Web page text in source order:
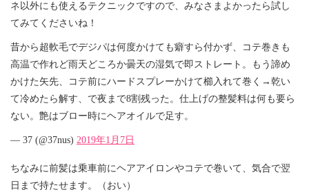
ネ以外にも使えるテクニックですので、みなさまよかったら試し
てみてくださいね！
昔から超軟毛でデジパは何度かけても癖すら付かず、コテ巻きも
高温で作れど雨天どころか曇天の湿気で即ストレート。もう諦め
かけた矢先、コテ前にハードスプレーかけて櫛入れて巻く→乾い
て冷めたら解す、で夜まで8割残った。仕上げの整髪料は何も要ら
ない。艶はブロー時にヘアオイルで足す。
— 37 (@37nus) 2019年1月7日
ちなみに前髪は乗車前にヘアアイロンやコテで巻いて、気合で翌
日まで持たせます。（おい）